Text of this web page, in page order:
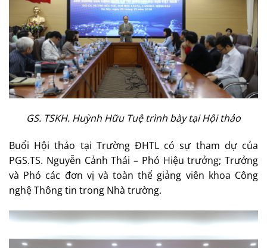
GS. TSKH. Huỳnh Hữu Tuệ trình bày tại Hội thảo
Buổi Hội thảo tại Trường ĐHTL có sự tham dự của
PGS.TS. Nguyễn Cảnh Thái – Phó Hiệu trưởng; Trưởng
và Phó các đơn vị và toàn thể giảng viên khoa Công
nghệ Thông tin trong Nhà trường.